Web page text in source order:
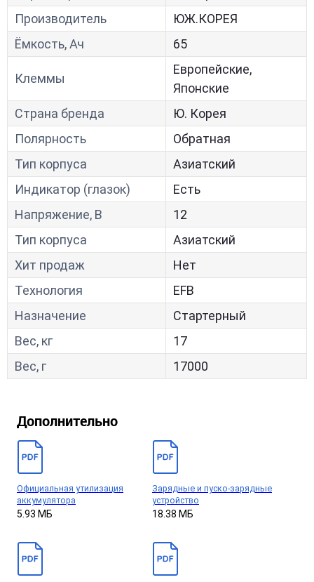
Производитель
ЮЖ.КОРЕЯ
Ёмкость, Ач
65
Клеммы
Европейские,
Японские
Страна бренда
Ю. Корея
Полярность
Обратная
Тип корпуса
Азиатский
Индикатор (глазок)
Есть
Напряжение, В
12
Тип корпуса
Азиатский
Хит продаж
Нет
Технология
EFB
Назначение
Стартерный
Вес, кг
17
Вес, г
17000
Дополнительно
Официальная утилизация
аккумулятора
5.93 МБ
Зарядные и пуско-зарядные
устройство
18.38 МБ